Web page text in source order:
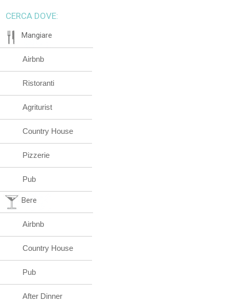
CERCA DOVE:
Mangiare
Airbnb
Ristoranti
Agriturist
Country House
Pizzerie
Pub
Bere
Airbnb
Country House
Pub
After Dinner